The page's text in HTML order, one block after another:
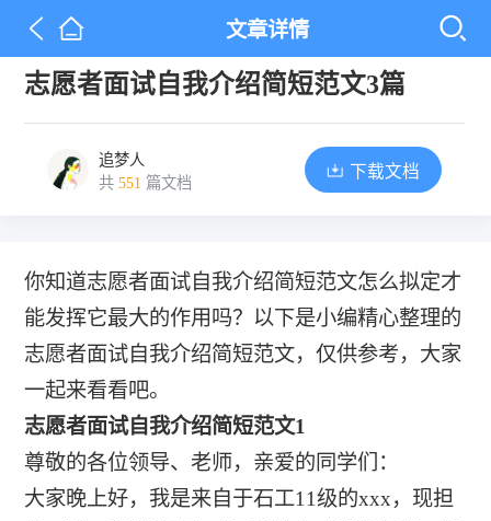
文章详情
志愿者面试自我介绍简短范文3篇
追梦人
共 551 篇文档
下载文档
你知道志愿者面试自我介绍简短范文怎么拟定才
能发挥它最大的作用吗？以下是小编精心整理的
志愿者面试自我介绍简短范文，仅供参考，大家
一起来看看吧。
志愿者面试自我介绍简短范文1
尊敬的各位领导、老师，亲爱的同学们：
大家晚上好，我是来自于石工11级的xxx，现担